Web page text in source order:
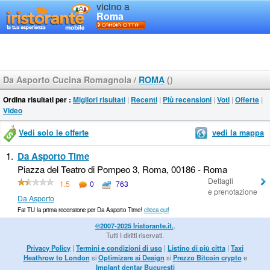
vicino a
Roma
Da Asporto Cucina Romagnola / ROMA ()
Ordina risultati per : Migliori risultati | Recenti | Più recensioni | Voti | Offerte |
Video
Vedi solo le offerte vedi la mappa
1. Da Asporto Time
Piazza del Teatro di Pompeo 3, Roma, 00186 - Roma
1.5 0
763
Da Asporto
Dettagli
e prenotazione
Fai TU la prima recensione per Da Asporto Time! clicca qui!
©2007-2025 Iristorante.it..
Tutti I diritti riservati.
Privacy Policy | Termini e condizioni di uso | Listino di più citta | Taxi
Heathrow to London siOptimizare si Design siPrezzo Bitcoin cryptoe
Implant dentar Bucuresti